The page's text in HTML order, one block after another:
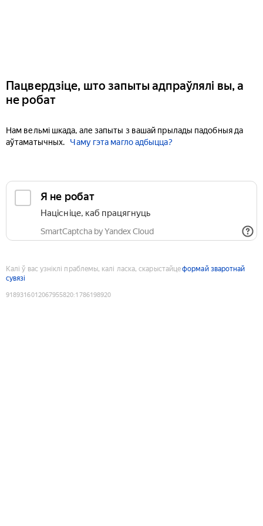
Пацвердзіце, што запыты адпраўлялі вы, а
не робат
Нам вельмі шкада, але запыты з вашай прылады падобныя да
аўтаматычных.
Чаму гэта магло адбыцца?
Я не робат
Націсніце, каб працягнуць
SmartCaptcha by Yandex Cloud
Калі ў вас узніклі праблемы, калі ласка, скарыстайцеформай зваротнай
сувязі
9189316012067955820:1786198920